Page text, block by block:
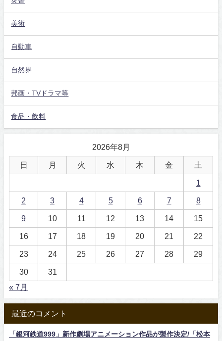
美術
自動車
自然界
邦画・TVドラマ等
食品・飲料
2026年8月
日 月 火 水 木 金 土
1
2 3 4 5 6 7 8
9 10 11 12 13 14 15
16 17 18 19 20 21 22
23 24 25 26 27 28 29
30
31
« 7月
最近のコメント
「銀河鉄道999」新作劇場アニメーション作品が製作決定/「松本